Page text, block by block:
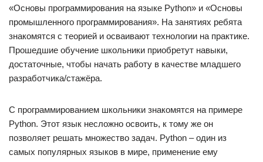
«Основы программирования на языке Python» и «Основы
промышленного программирования». На занятиях ребята
знакомятся с теорией и осваивают технологии на практике.
Прошедшие обучение школьники приобретут навыки,
достаточные, чтобы начать работу в качестве младшего
разработчика/стажёра.
С программированием школьники знакомятся на примере
Python. Этот язык несложно освоить, к тому же он
позволяет решать множество задач. Python – один из
самых популярных языков в мире, применение ему